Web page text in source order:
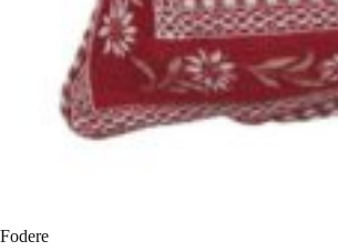
Fodere